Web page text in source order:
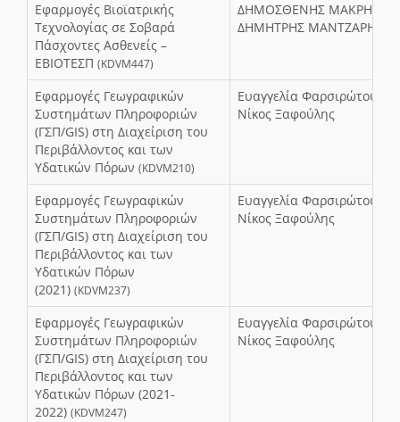
Εφαρμογές Βιοϊατρικής
Τεχνολογίας σε Σοβαρά
Πάσχοντες Ασθενείς –
ΕΒΙΟΤΕΣΠ (KDVM447)
ΔΗΜΟΣΘΕΝΗΣ ΜΑΚΡΗΣ,
ΔΗΜΗΤΡΗΣ ΜΑΝΤΖΑΡΗΣ
Εφαρμογές Γεωγραφικών
Συστημάτων Πληροφοριών
(ΓΣΠ/GIS) στη Διαχείριση του
Περιβάλλοντος και των
Υδατικών Πόρων (KDVM210)
Ευαγγελία Φαρσιρώτου,
Νίκος Ξαφούλης
Εφαρμογές Γεωγραφικών
Συστημάτων Πληροφοριών
(ΓΣΠ/GIS) στη Διαχείριση του
Περιβάλλοντος και των
Υδατικών Πόρων
(2021) (KDVM237)
Ευαγγελία Φαρσιρώτου,
Νίκος Ξαφούλης
Εφαρμογές Γεωγραφικών
Συστημάτων Πληροφοριών
(ΓΣΠ/GIS) στη Διαχείριση του
Περιβάλλοντος και των
Υδατικών Πόρων (2021-
2022) (KDVM247)
Ευαγγελία Φαρσιρώτου,
Νίκος Ξαφούλης